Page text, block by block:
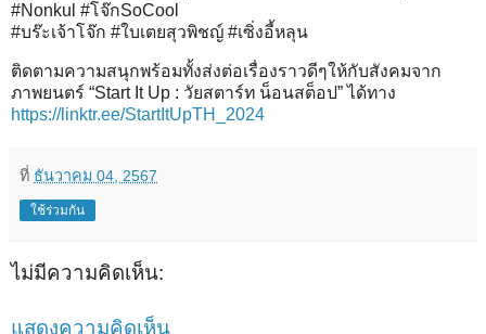
#Nonkul #โจ๊กSoCool
#บร๊ะเจ้าโจ๊ก #ใบเตยสุวพิชญ์ #เซิ่งอี้หลุน
ติดตามความสนุกพร้อมทั้งส่งต่อเรื่องราวดีๆให้กับสังคมจาก
ภาพยนตร์ “Start It Up : วัยสตาร์ท น็อนสต็อป” ได้ทาง
https://linktr.ee/StartItUpTH_2024
ที่ ธันวาคม 04, 2567
ใช้ร่วมกัน
ไม่มีความคิดเห็น:
แสดงความคิดเห็น